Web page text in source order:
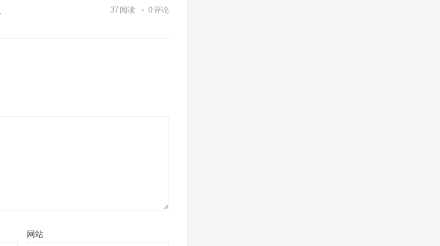
37 阅读 0评论
网站